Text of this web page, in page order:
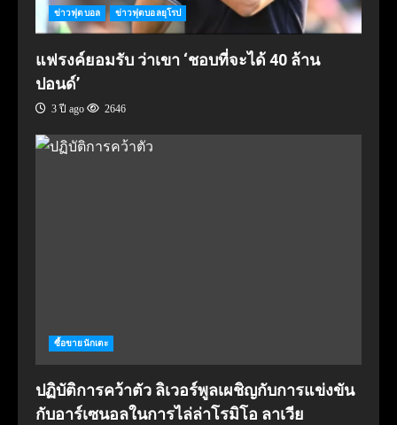
ข่าวฟุตบอล ข่าวฟุตบอลยุโรป
แฟรงค์ยอมรับ ว่าเขา ‘ชอบที่จะได้ 40 ล้าน
ปอนด์’
3 ปี ago 2646
ซื้อขายนักเตะ
ปฏิบัติการคว้าตัว ลิเวอร์พูลเผชิญกับการแข่งขัน
กับอาร์เซนอลในการไล่ล่าโรมิโอ ลาเวีย